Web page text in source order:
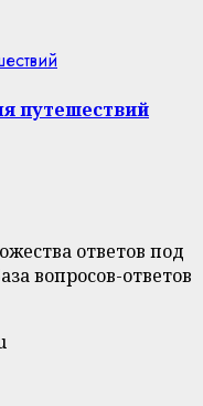
путешествий
ответов под
вопросов-ответов